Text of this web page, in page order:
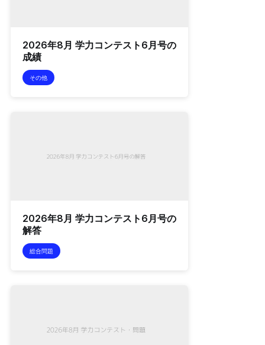
2026年8月 学力コンテスト6月号の
成績
その他
2026年8月 学力コンテスト6月号の
解答
総合問題